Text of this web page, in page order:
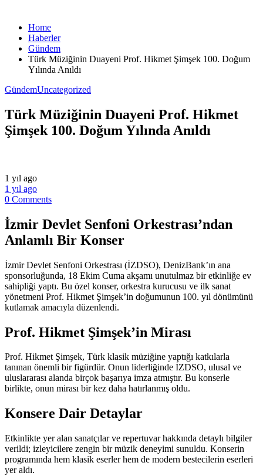
Home
Haberler
Gündem
Türk Müziğinin Duayeni Prof. Hikmet Şimşek 100. Doğum
Yılında Anıldı
GündemUncategorized
Türk Müziğinin Duayeni Prof. Hikmet
Şimşek 100. Doğum Yılında Anıldı
1 yıl ago
1 yıl ago
0 Comments
İzmir Devlet Senfoni Orkestrası’ndan
Anlamlı Bir Konser
İzmir Devlet Senfoni Orkestrası (İZDSO), DenizBank’ın ana
sponsorluğunda, 18 Ekim Cuma akşamı unutulmaz bir etkinliğe ev
sahipliği yaptı. Bu özel konser, orkestra kurucusu ve ilk sanat
yönetmeni Prof. Hikmet Şimşek’in doğumunun 100. yıl dönümünü
kutlamak amacıyla düzenlendi.
Prof. Hikmet Şimşek’in Mirası
Prof. Hikmet Şimşek, Türk klasik müziğine yaptığı katkılarla
tanınan önemli bir figürdür. Onun liderliğinde İZDSO, ulusal ve
uluslararası alanda birçok başarıya imza atmıştır. Bu konserle
birlikte, onun mirası bir kez daha hatırlanmış oldu.
Konsere Dair Detaylar
Etkinlikte yer alan sanatçılar ve repertuvar hakkında detaylı bilgiler
verildi; izleyicilere zengin bir müzik deneyimi sunuldu. Konserin
programında hem klasik eserler hem de modern bestecilerin eserleri
yer aldı.